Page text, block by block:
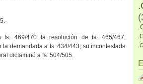
fs. 469/470 la resolución de fs. 465/467,
demandada a fs. 434/443; su incontestada
dictaminó a fs. 504/505.